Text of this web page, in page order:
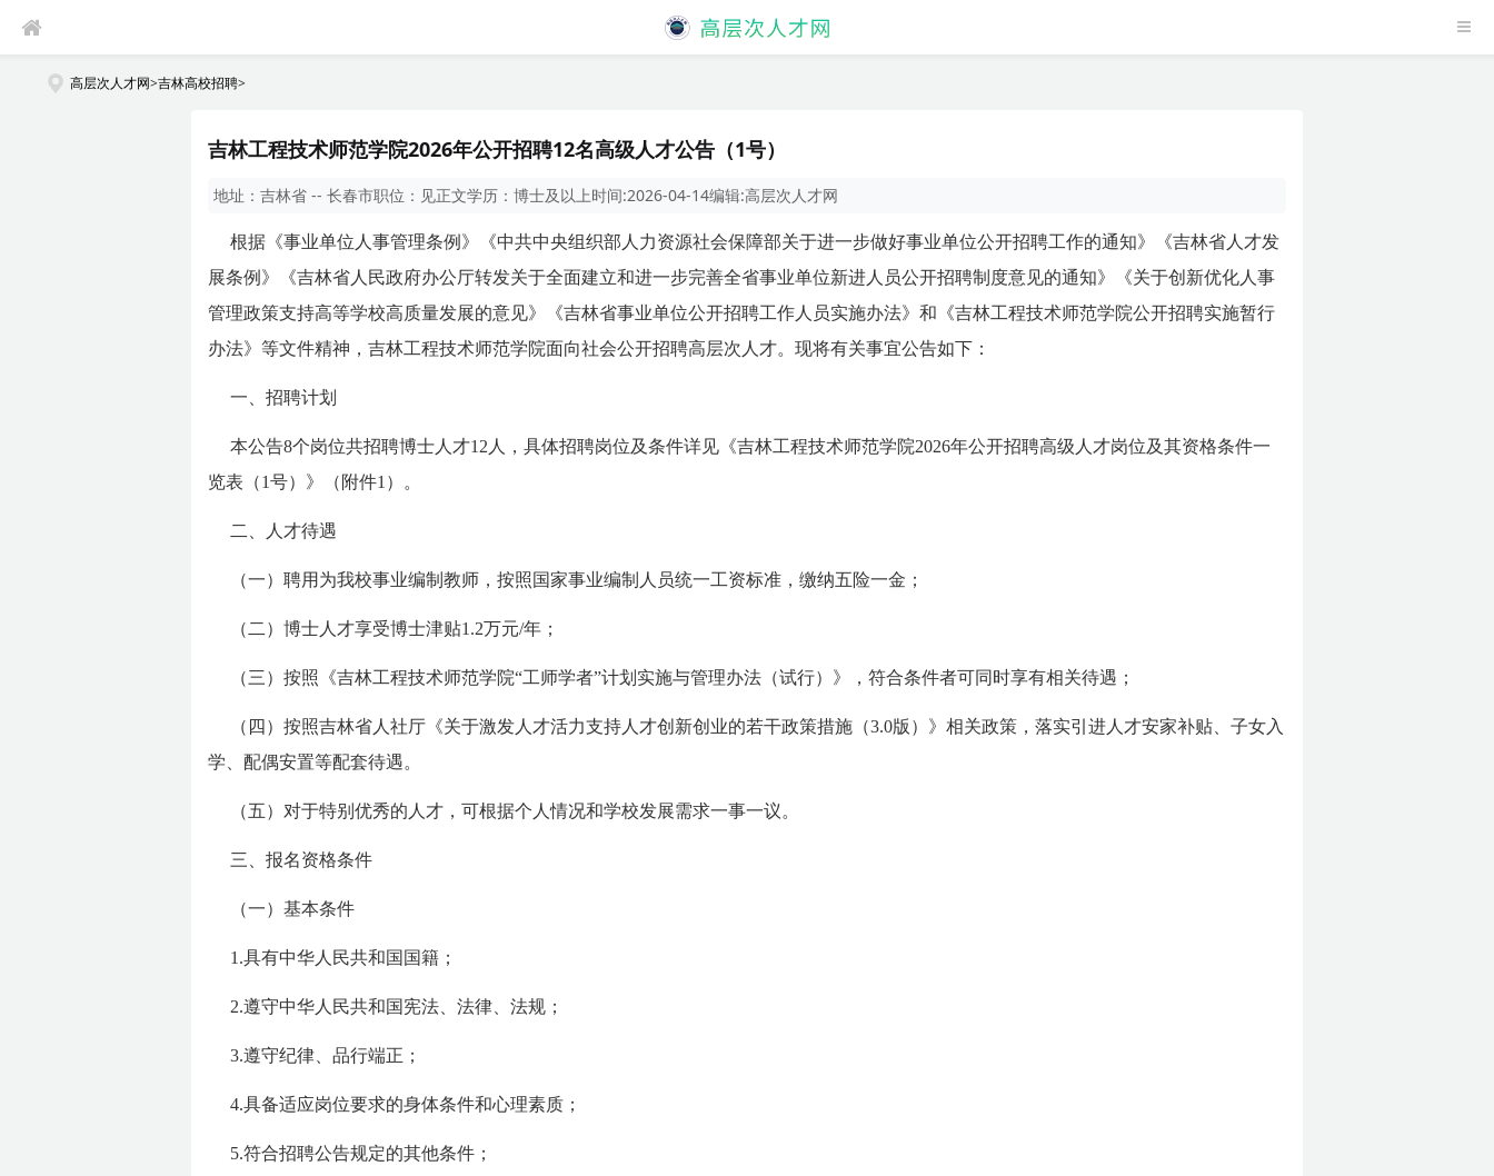
高层次人才网>吉林高校招聘>
吉林工程技术师范学院2026年公开招聘12名高级人才公告（1号）
地址： 吉林省 -- 长春市职位： 见正文学历： 博士及以上时间:2026-04-14编辑:高层次人才网
根据《事业单位人事管理条例》《中共中央组织部人力资源社会保障部关于进一步做好事业单位公开招聘工作的通知》《吉林省人才发
展条例》《吉林省人民政府办公厅转发关于全面建立和进一步完善全省事业单位新进人员公开招聘制度意见的通知》《关于创新优化人事
管理政策支持高等学校高质量发展的意见》《吉林省事业单位公开招聘工作人员实施办法》和《吉林工程技术师范学院公开招聘实施暂行
办法》等文件精神，吉林工程技术师范学院面向社会公开招聘高层次人才。现将有关事宜公告如下：
一、招聘计划
本公告8个岗位共招聘博士人才12人，具体招聘岗位及条件详见《吉林工程技术师范学院2026年公开招聘高级人才岗位及其资格条件一
览表（1号）》（附件1）。
二、人才待遇
（一）聘用为我校事业编制教师，按照国家事业编制人员统一工资标准，缴纳五险一金；
（二）博士人才享受博士津贴1.2万元/年；
（三）按照《吉林工程技术师范学院“工师学者”计划实施与管理办法（试行）》，符合条件者可同时享有相关待遇；
（四）按照吉林省人社厅《关于激发人才活力支持人才创新创业的若干政策措施（3.0版）》相关政策，落实引进人才安家补贴、子女入
学、配偶安置等配套待遇。
（五）对于特别优秀的人才，可根据个人情况和学校发展需求一事一议。
三、报名资格条件
（一）基本条件
1.具有中华人民共和国国籍；
2.遵守中华人民共和国宪法、法律、法规；
3.遵守纪律、品行端正；
4.具备适应岗位要求的身体条件和心理素质；
5.符合招聘公告规定的其他条件；